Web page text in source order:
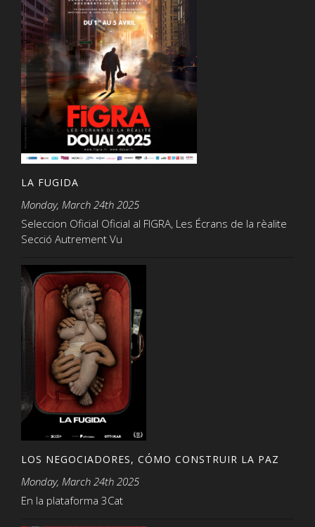
LA FUGIDA
Monday, March 24th 2025
Seleccion Oficial Oficial al FIGRA, Les Écrans de la rèalite
Secció Autrement Vu
LOS NEGOCIADORES, CÓMO CONSTRUIR LA PAZ
Monday, March 24th 2025
En la plataforma 3Cat